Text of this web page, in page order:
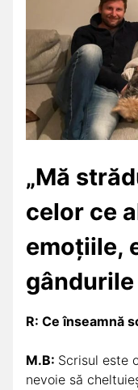
„Mă
celor ce
emoțiile,
gândurile
R: Ce înseamnă
M.B: Scrisul este
nevoie să